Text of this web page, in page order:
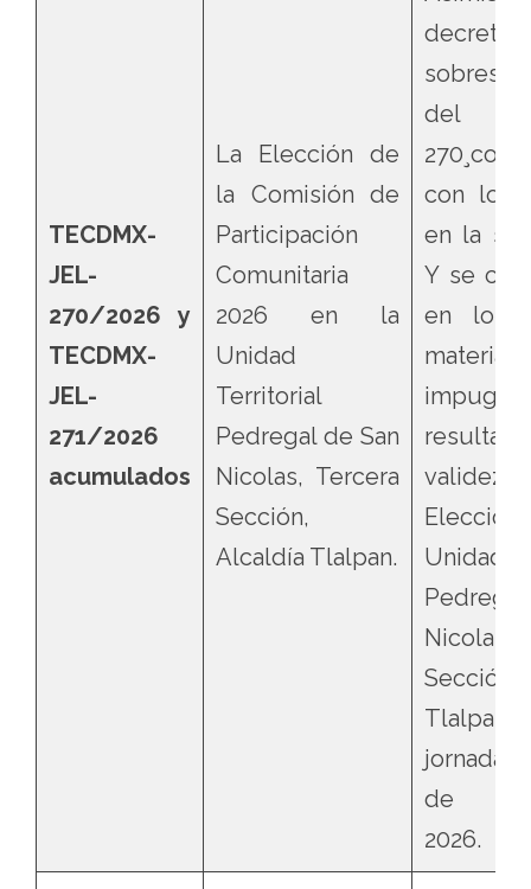
TECDMX-
JEL-
270/2026 y
TECDMX-
JEL-
271/2026
acumulados
La Elección de
la Comisión de
Participación
Comunitaria
2026 en la
Unidad
Territorial
Pedregal de San
Nicolas, Tercera
Sección,
Alcaldía Tlalpan.
del
con lo
en la
Y se
en lo
Unidad
Nicolas,
Sección,
jornada
de
2026.